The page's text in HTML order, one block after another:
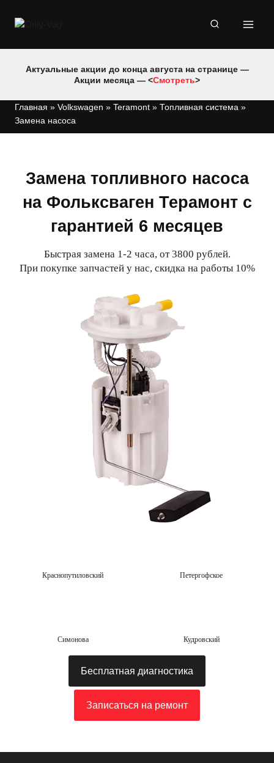
Актуальные акции до конца августа на странице —
Акции месяца — <Смотреть>
Главная » Volkswagen » Teramont » Топливная система »
Замена насоса
Замена топливного насоса
на Фольксваген Терамонт с
гарантией 6 месяцев
Быстрая замена 1-2 часа, от 3800 рублей.
При покупке запчастей у нас, скидка на работы 10%
Краснопутиловский Петергофское
Симонова Кудровский
Бесплатная диагностика
Записаться на ремонт